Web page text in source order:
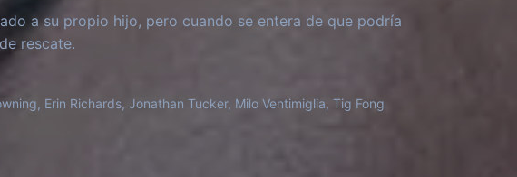
a su propio hijo, pero cuando se entera de que podría
rescate.
Erin Richards, Jonathan Tucker, Milo Ventimiglia, Tig Fong